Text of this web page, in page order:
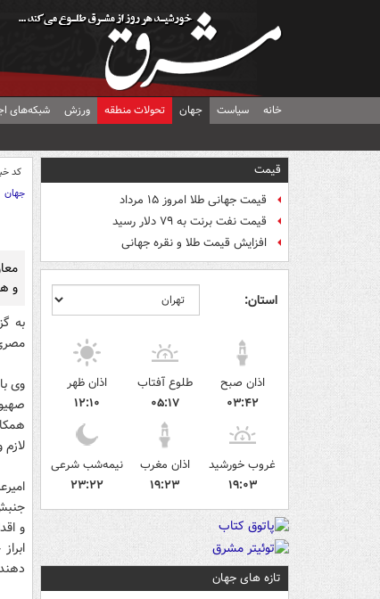
خانه سیاست جهان تحولات منطقه ورزش شبکه‌های
قیمت
قیمت جهانی طلا امروز ۱۵ مرداد
قیمت نفت برنت به ۷۹ دلار رسید
افزایش قیمت طلا و نقره جهانی
استان:
اذان صبح
۰۳:۴۲
طلوع آفتاب
۰۵:۱۷
اذان ظهر
۱۲:۱۰
غروب خورشید
۱۹:۰۳
اذان مغرب
۱۹:۲۳
نیمه‌شب شرعی
۲۳:۲۲
تازه های جهان
کد
جهان
و
به
وی
و